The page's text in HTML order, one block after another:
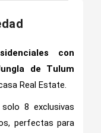
con
de Tulum
Real Estate.
8 exclusivas
perfectas para